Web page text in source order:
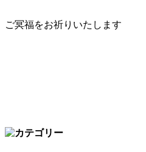
ご冥福をお祈りいたします